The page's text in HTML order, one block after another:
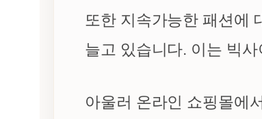
또한 지속가능한 패션에
늘고 있습니다. 이는 빅
아울러 온라인 쇼핑몰에